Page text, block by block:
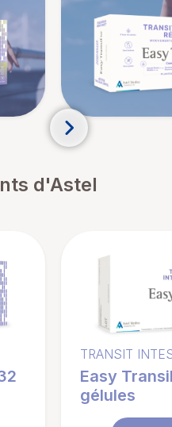
d'Astel
TRANSIT
Easy
gélules